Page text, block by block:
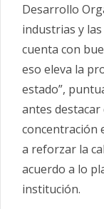
Desarrollo
industrias y
cuenta con
eso eleva la
estado”,
antes
concentración
a reforzar la
acuerdo a lo
institución.